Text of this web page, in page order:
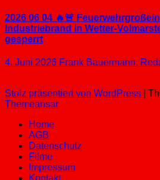
2026 06 04 🔥🚨
Industriebrand in Wetter-
gesperrt
4. Juni 2026 Frank Bauermann,
Stolz präsentiert von WordPress
Themeansar
Home
AGB
Datenschutz
Filme
Impressum
Kontakt